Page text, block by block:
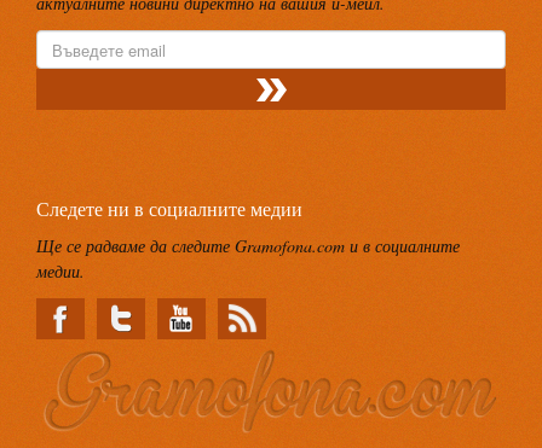
Следете ни в социалните медии
Ще се радваме да следите Gramofona.com и в социалните
медии.